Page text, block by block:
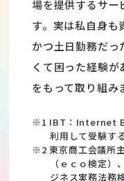
場を提供するサー
す。実は私自身も
かつ土日勤務だっ
くて困った経験
をもって取り組み
※1 IBT：Internet
利用して受験す
※2 東京商工会議所
（ｅｃｏ検定
ジネス実務法務